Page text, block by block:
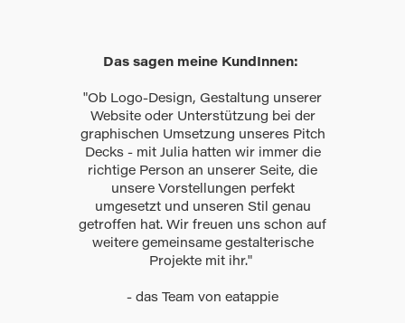
Das sagen meine KundInnen:
"Ob Logo-Design, Gestaltung unserer
Website oder Unterstützung bei der
graphischen Umsetzung unseres Pitch
Decks - mit Julia hatten wir immer die
richtige Person an unserer Seite, die
unsere Vorstellungen perfekt
umgesetzt und unseren Stil genau
getroffen hat. Wir freuen uns schon auf
weitere gemeinsame gestalterische
Projekte mit ihr."
- das Team von eatappie